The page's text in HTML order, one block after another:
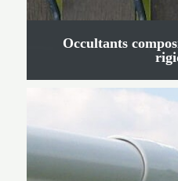
Occultants